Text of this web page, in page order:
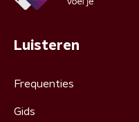
Luisteren
Frequenties
Gids